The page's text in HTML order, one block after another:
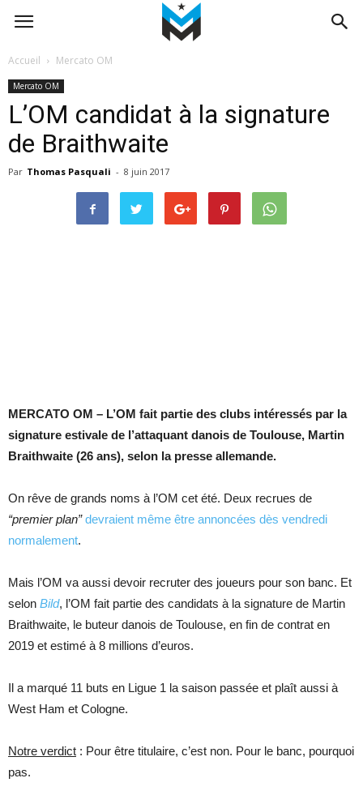
Accueil Mercato OM
Mercato OM
L’OM candidat à la signature
de Braithwaite
Par Thomas Pasquali - 8 juin 2017
MERCATO OM – L’OM fait partie des clubs intéressés par la
signature estivale de l’attaquant danois de Toulouse, Martin
Braithwaite (26 ans), selon la presse allemande.
On rêve de grands noms à l’OM cet été. Deux recrues de
“premier plan” devraient même être annoncées dès vendredi
normalement.
Mais l’OM va aussi devoir recruter des joueurs pour son banc. Et
selon Bild, l’OM fait partie des candidats à la signature de Martin
Braithwaite, le buteur danois de Toulouse, en fin de contrat en
2019 et estimé à 8 millions d’euros.
Il a marqué 11 buts en Ligue 1 la saison passée et plaît aussi à
West Ham et Cologne.
Notre verdict : Pour être titulaire, c’est non. Pour le banc, pourquoi
pas.